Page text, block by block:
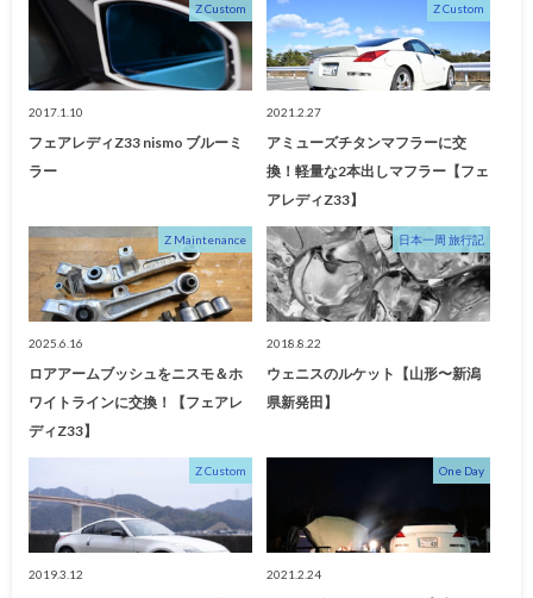
Z Custom
2017.1.10
フェアレディZ33 nismo ブルーミ
ラー
Z Custom
2021.2.27
アミューズチタンマフラーに交
換！軽量な2本出しマフラー【フェ
アレディZ33】
Z Maintenance
2025.6.16
ロアアームブッシュをニスモ＆ホ
ワイトラインに交換！【フェアレ
ディZ33】
日本一周 旅行記
2018.8.22
ウェニスのルケット【山形〜新潟
県新発田】
Z Custom
2019.3.12
One Day
2021.2.24